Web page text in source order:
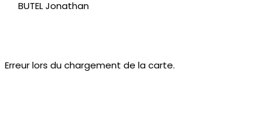
Erreur lors du chargement de la carte.
BUTEL Jonathan